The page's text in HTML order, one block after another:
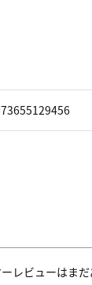
レビューはまだ